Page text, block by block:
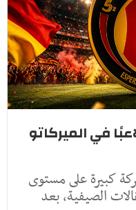
الرياضي يودّع 20 لاعبًا في الميركاتو
كبيرة على مستوى
الصيفية، بعد